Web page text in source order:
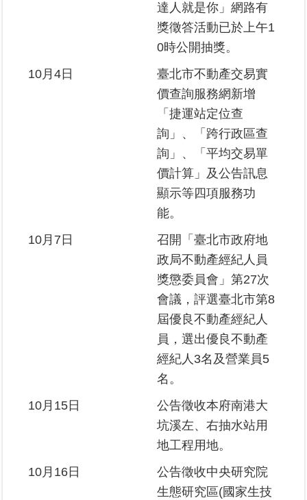
達人就是你」網路有
獎徵答活動已於上午1
0時公開抽獎。
10月4日
臺北市不動產交易實
價查詢服務網新增
「捷運站定位查
詢」、「跨行政區查
詢」、「平均交易單
價計算」及公告訊息
顯示等四項服務功
能。
10月7日
召開「臺北市政府地
政局不動產經紀人員
獎懲委員會」第27次
會議，評選臺北市第8
屆優良不動產經紀人
員，選出優良不動產
經紀人3名及營業員5
名。
10月15日
公告徵收本府南港大
坑溪左、右抽水站用
地工程用地。
10月16日
公告徵收中央研究院
生態研究區(國家生技